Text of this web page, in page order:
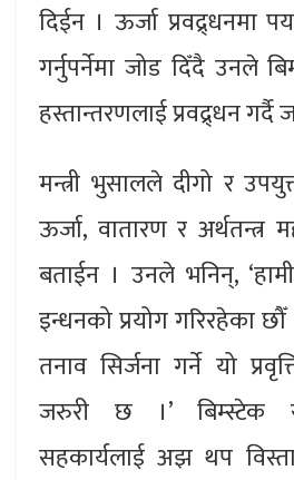
दिईन । ऊर्जा प्रवद्र्धनमा
गर्नुपर्नेमा जोड दिँदै उनले
हस्तान्तरणलाई प्रवद्र्धन गर्दै
मन्त्री भुसालले दीगो र
ऊर्जा, वातारण र अर्थतन्त्र
बताईन । उनले भनिन्,
इन्धनको प्रयोग गरिरहेका छौँ
तनाव सिर्जना गर्ने यो
जरुरी छ ।’ बिम्स्टेक
सहकार्यलाई अझ थप